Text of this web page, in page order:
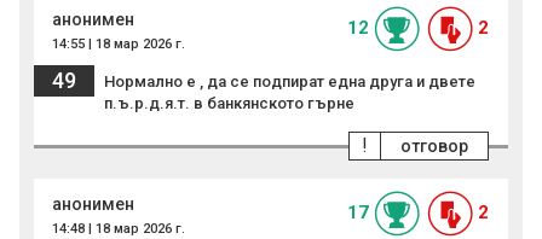
анонимен
14:55 | 18 мар 2026 г.
12 2
49
Нормално е , да се подпират една друга и двете
п.ъ.р.д.я.т. в банкянското гърне
отговор
!
анонимен
14:48 | 18 мар 2026 г.
17 2